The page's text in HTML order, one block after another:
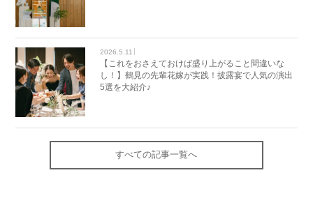
2026.5.11
【これをおさえておけば盛り上がること間違いな
し！】鶴見の先輩花嫁が実践！披露宴で人気の演出
5選を大紹介♪
すべての記事一覧へ